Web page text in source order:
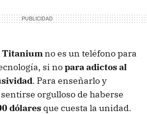
Titanium no es un teléfono para
si nopara adictos al
. Para enseñarlo y
orgulloso de haberse
dólares que cuesta la unidad.